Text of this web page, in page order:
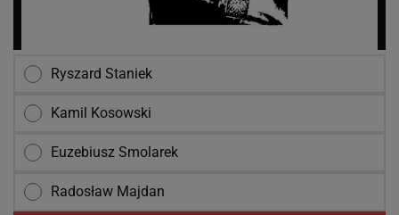
Ryszard Staniek
Kamil Kosowski
Euzebiusz Smolarek
Radosław Majdan